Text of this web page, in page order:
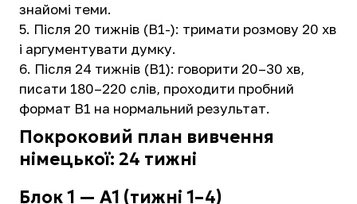
знайомі теми.
Після 20 тижнів (B1-): тримати розмову 20 хв
і аргументувати думку.
Після 24 тижнів (B1): говорити 20–30 хв,
писати 180–220 слів, проходити пробний
формат B1 на нормальний результат.
Покроковий план вивчення
німецької: 24 тижні
Блок 1 — A1 (тижні 1–4)